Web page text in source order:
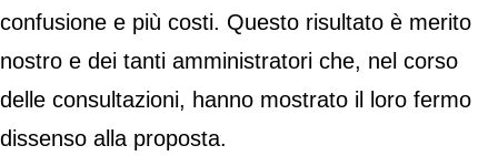
confusione e più costi. Questo risultato è merito
nostro e dei tanti amministratori che, nel corso
delle consultazioni, hanno mostrato il loro fermo
dissenso alla proposta.